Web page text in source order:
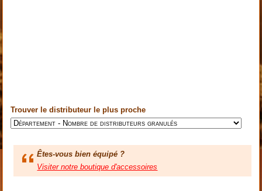
Trouver le distributeur le plus proche
Êtes-vous bien équipé ?
Visiter notre boutique d'accessoires